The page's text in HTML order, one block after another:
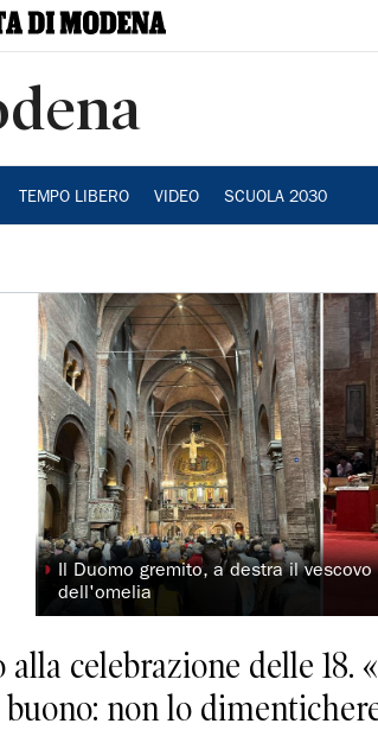
TEMPO LIBERO VIDEO SCUOLA 2030
◗ Il Duomo gremito, a destra il
dell'omelia
celebrazione delle 18.
non lo